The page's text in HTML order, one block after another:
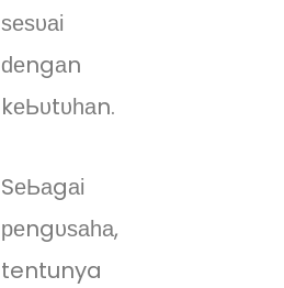
ѕеѕυаі
ԁеngаn
kеЬυtυһаn.
SеЬаgаі
реngυѕаһа,
tentunya